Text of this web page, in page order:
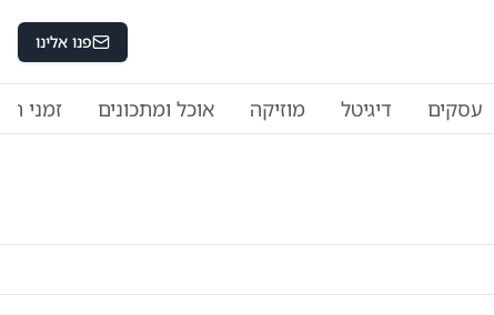
פנו אלינו
עסקים דיגיטל מוזיקה אוכל ומתכונים זמני